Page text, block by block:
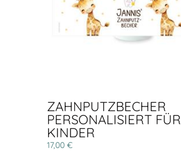
ZAHNPUTZBECHER
PERSONALISIERT FÜR
KINDER
17,00 €